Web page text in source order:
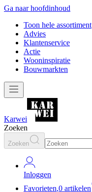
Ga naar hoofdinhoud
Toon hele assortiment
Advies
Klantenservice
Actie
Wooninspiratie
Bouwmarkten
Karwei
Zoeken
Zoeken
Inloggen
Favorieten,0 artikelen